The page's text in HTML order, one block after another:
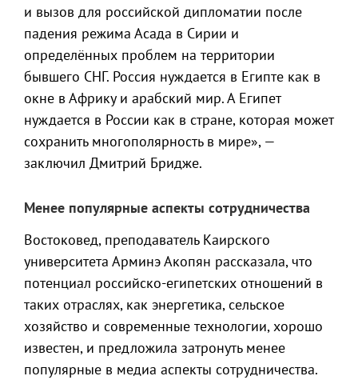
и вызов для российской дипломатии после
падения режима Асада в Сирии и
определённых проблем на территории
бывшего СНГ. Россия нуждается в Египте как в
окне в Африку и арабский мир. А Египет
нуждается в России как в стране, которая может
сохранить многополярность в мире», —
заключил Дмитрий Бридже.
Менее популярные аспекты сотрудничества
Востоковед, преподаватель Каирского
университета Арминэ Акопян рассказала, что
потенциал российско-египетских отношений в
таких отраслях, как энергетика, сельское
хозяйство и современные технологии, хорошо
известен, и предложила затронуть менее
популярные в медиа аспекты сотрудничества.